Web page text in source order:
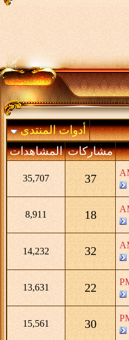
أدوات المنتدى
مشاركات المشاهدات
37
35,707
18
8,911
32
14,232
22
13,631
30
15,561